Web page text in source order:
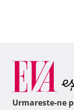
Urmareste-ne